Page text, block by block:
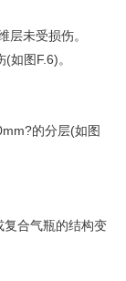
层未受损伤。
如图F.6)。
的分层(如图
合气瓶的结构变